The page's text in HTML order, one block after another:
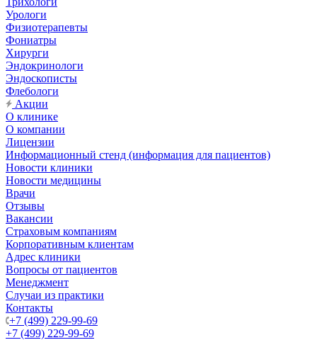
Урологи
Физиотерапевты
Фониатры
Хирурги
Эндокринологи
Эндоскописты
Флебологи
Акции
О клинике
О компании
Лицензии
Информационный стенд (информация для пациентов)
Новости клиники
Новости медицины
Врачи
Отзывы
Вакансии
Страховым компаниям
Корпоративным клиентам
Адрес клиники
Вопросы от пациентов
Менеджмент
Случаи из практики
Контакты
+7 (499) 229-99-69
+7 (499) 229-99-69